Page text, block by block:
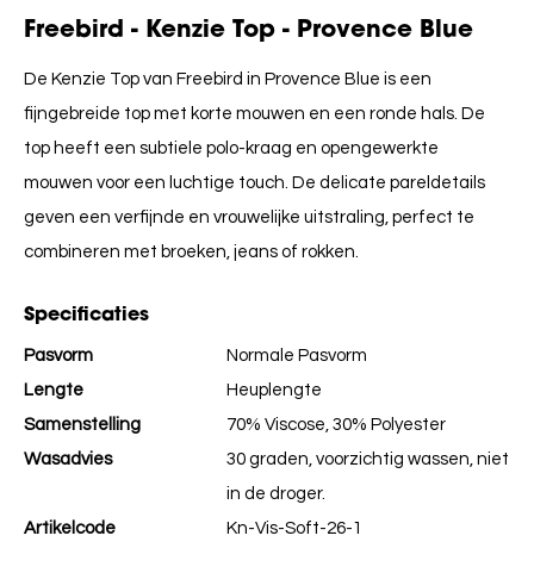
Freebird - Kenzie Top - Provence Blue
De Kenzie Top van Freebird in Provence Blue is een
fijngebreide top met korte mouwen en een ronde hals. De
top heeft een subtiele polo-kraag en opengewerkte
mouwen voor een luchtige touch. De delicate pareldetails
geven een verfijnde en vrouwelijke uitstraling, perfect te
combineren met broeken, jeans of rokken.
Specificaties
Pasvorm
Normale Pasvorm
Lengte
Heuplengte
Samenstelling
70% Viscose, 30% Polyester
Wasadvies
30 graden, voorzichtig wassen, niet
in de droger.
Artikelcode
Kn-Vis-Soft-26-1